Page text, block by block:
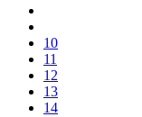
10
11
12
13
14